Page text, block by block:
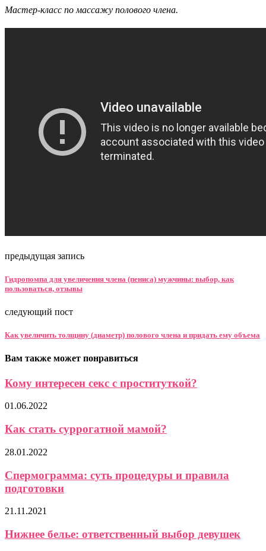
Мастер-класс по массажу полового члена.
предыдущая запись
Гидропомпа для увеличения члена (пениса) мужчины: выбор, как
пользоваться, отзывы
следующий пост
Как увеличить толщину (диаметр) полового члена и придать ему объема
Вам также может понравиться
Кому интересен секс с проституткой?
01.06.2022
Как стать суррогатной мамой?
28.01.2022
Спермограмма: суть процедуры и правила
подготовки
21.11.2021
Нижнее белье: ответственный выбор девушек